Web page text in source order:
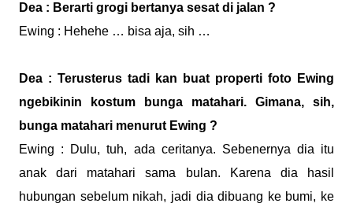
Dea : Berarti grogi bertanya sesat di jalan ?
Ewing : Hehehe … bisa aja, sih …
Dea : Terusterus tadi kan buat properti foto Ewing
ngebikinin kostum bunga matahari. Gimana, sih,
bunga matahari menurut Ewing ?
Ewing : Dulu, tuh, ada ceritanya. Sebenernya dia itu
anak dari matahari sama bulan. Karena dia hasil
hubungan sebelum nikah, jadi dia dibuang ke bumi, ke